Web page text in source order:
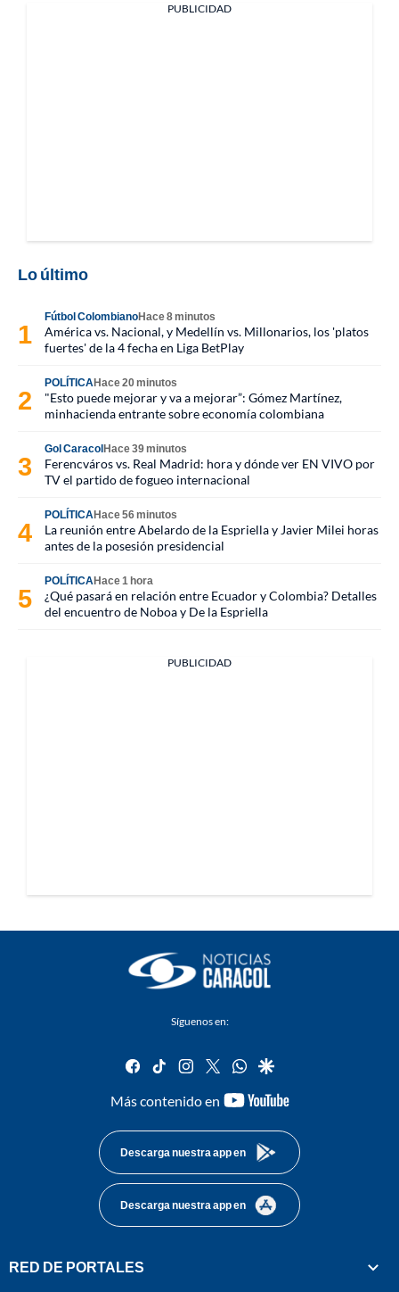
PUBLICIDAD
Lo último
Fútbol ColombianoHace 8 minutos
América vs. Nacional, y Medellín vs. Millonarios, los 'platos
fuertes' de la 4 fecha en Liga BetPlay
POLÍTICAHace 20 minutos
"Esto puede mejorar y va a mejorar”: Gómez Martínez,
minhacienda entrante sobre economía colombiana
Gol CaracolHace 39 minutos
Ferencváros vs. Real Madrid: hora y dónde ver EN VIVO por
TV el partido de fogueo internacional
POLÍTICAHace 56 minutos
La reunión entre Abelardo de la Espriella y Javier Milei horas
antes de la posesión presidencial
POLÍTICAHace 1 hora
¿Qué pasará en relación entre Ecuador y Colombia? Detalles
del encuentro de Noboa y De la Espriella
PUBLICIDAD
Síguenos en:
facebook
tiktok instagram
twitterwhatsapp
google
Más contenido en
youtube-
Descarga nuestra app en
Descarga nuestra app en
RED DE PORTALES